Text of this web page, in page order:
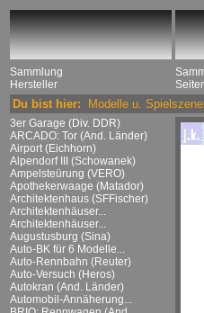
Sammlung
Hersteller
Du bist hier: Modelle u.
3er Garage (Div. DDR)
ARCADO: Tor (And. Länder)
Airport (Eichhorn)
Alpendorf III (Schowanek)
Ampelsteürung (VERO)
Apothekerwaage (Matador)
Architektenhaus (SFFischer)
Architektenhäuser...
Architektenhäuser...
Augustusburg (Sina)
Auto-BK für 6 Modelle...
Auto-Rennbahn (Reuter)
Auto-Versuch (Heros)
Autokran (And. Länder)
Automobil-Annäherung...